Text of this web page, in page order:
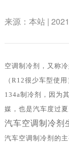
来源：本站 |
空调制冷剂，又称
（R12很少车型使
134a制冷剂，因为
媒，也是汽车度过夏
汽车空调制冷剂
汽车空调制冷剂的